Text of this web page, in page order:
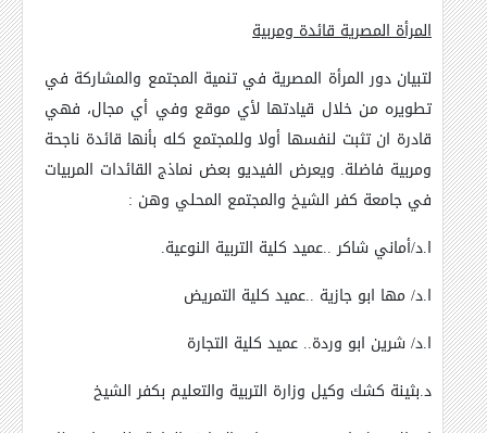
المرأة المصرية قائدة ومربية
لتبيان دور المرأة المصرية في تنمية المجتمع والمشاركة في
تطويره من خلال قيادتها لأي موقع وفي أي مجال، فهي
قادرة ان تثبت لنفسها أولا وللمجتمع كله بأنها قائدة ناجحة
ومربية فاضلة. ويعرض الفيديو بعض نماذج القائدات المربيات
في جامعة كفر الشيخ والمجتمع المحلي وهن :
ا.د/أماني شاكر ..عميد كلية التربية النوعية.
ا.د/ مها ابو جازية ..عميد كلية التمريض
ا.د/ شرين ابو وردة.. عميد كلية التجارة
د.بثينة كشك وكيل وزارة التربية والتعليم بكفر الشيخ